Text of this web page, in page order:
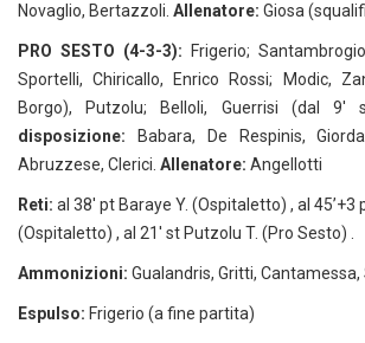
Novaglio, Bertazzoli. Allenatore: Giosa
PRO SESTO (4-3-3): Frigerio;
Sportelli, Chiricallo, Enrico Rossi; Modic,
Borgo), Putzolu; Belloli, Guerrisi (dal 9′
disposizione: Babara, De Respinis,
Abruzzese, Clerici. Allenatore: Angellotti
Reti: al 38′ pt Baraye Y. (Ospitaletto) , al 45’+3
(Ospitaletto) , al 21′ st Putzolu T. (Pro Sesto) .
Ammonizioni: Gualandris, Gritti, Cantamessa,
Espulso: Frigerio (a fine partita)